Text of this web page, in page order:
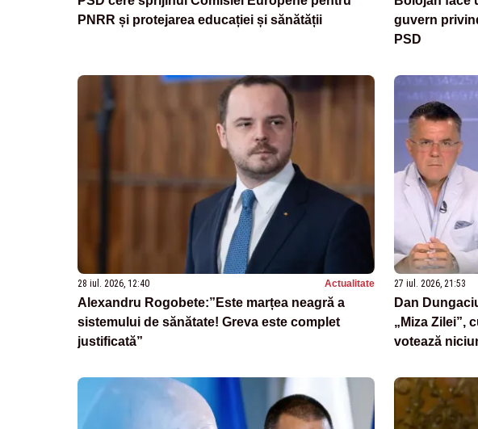
PNRR și protejarea educației și sănătății
guvern
PSD
28 iul. 2026, 12:40 Actualitate
Alexandru Rogobete:”Este marțea neagră a
sistemului de sănătate! Greva este complet
justificată”
27 iul. 2026, 21:53
Dan
„Miza Zilei”,
votează